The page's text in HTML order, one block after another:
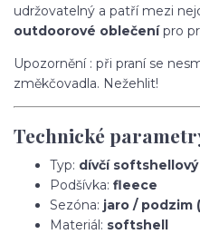
udržovatelný a patří mezi
outdoorové oblečenípro
Upozornění : při praní se
změkčovadla. Nežehlit!
Technické
Typ: dívčí
Podšívka: fleece
Sezóna: jaro / podzim
Materiál: softshell